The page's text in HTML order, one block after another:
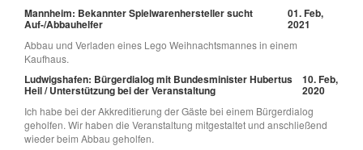
Mannheim: Bekannter Spielwarenhersteller sucht
Auf-/Abbauhelfer
01. Feb,
2021
Abbau und Verladen eines Lego Weihnachtsmannes in einem
Kaufhaus.
Ludwigshafen: Bürgerdialog mit Bundesminister Hubertus
Heil / Unterstützung bei der Veranstaltung
10. Feb,
2020
Ich habe bei der Akkreditierung der Gäste bei einem Bürgerdialog
geholfen. Wir haben die Veranstaltung mitgestaltet und anschließend
wieder beim Abbau geholfen.